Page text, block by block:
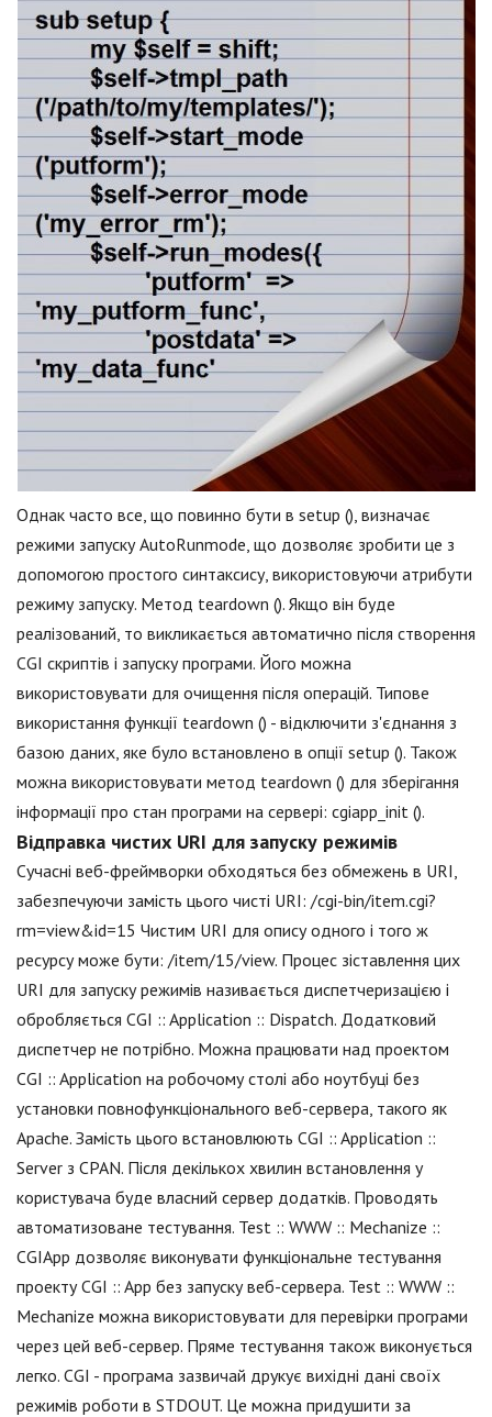
Однак часто все, що повинно бути в setup (), визначає
режими запуску AutoRunmode, що дозволяє зробити це з
допомогою простого синтаксису, використовуючи атрибути
режиму запуску. Метод teardown (). Якщо він буде
реалізований, то викликається автоматично після створення
CGI скриптів і запуску програми. Його можна
використовувати для очищення після операцій. Типове
використання функції teardown () - відключити з'єднання з
базою даних, яке було встановлено в опції setup (). Також
можна використовувати метод teardown () для зберігання
інформації про стан програми на сервері: cgiapp_init ().
Відправка чистих URI для запуску режимів
Сучасні веб-фреймворки обходяться без обмежень в URI,
забезпечуючи замість цього чисті URI: /cgi-bin/item.cgi?
rm=view&id=15 Чистим URI для опису одного і того ж
ресурсу може бути: /item/15/view. Процес зіставлення цих
URI для запуску режимів називається диспетчеризацією і
обробляється CGI :: Application :: Dispatch. Додатковий
диспетчер не потрібно. Можна працювати над проектом
CGI :: Application на робочому столі або ноутбуці без
установки повнофункціонального веб-сервера, такого як
Apache. Замість цього встановлюють CGI :: Application ::
Server з CPAN. Після декількох хвилин встановлення у
користувача буде власний сервер додатків. Проводять
автоматизоване тестування. Test :: WWW :: Mechanize ::
CGIApp дозволяє виконувати функціональне тестування
проекту CGI :: App без запуску веб-сервера. Test :: WWW ::
Mechanize можна використовувати для перевірки програми
через цей веб-сервер. Пряме тестування також виконується
легко. CGI - програма зазвичай друкує вихідні дані своїх
режимів роботи в STDOUT. Це можна придушити за